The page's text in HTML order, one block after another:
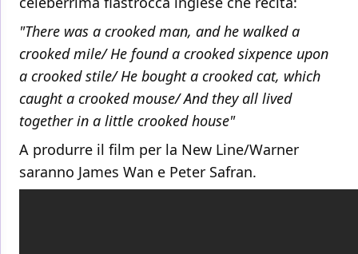
"There was a crooked man, and he walked a
crooked mile/ He found a crooked sixpence upon
a crooked stile/ He bought a crooked cat, which
caught a crooked mouse/ And they all lived
together in a little crooked house"
A produrre il film per la New Line/Warner
saranno James Wan e Peter Safran.